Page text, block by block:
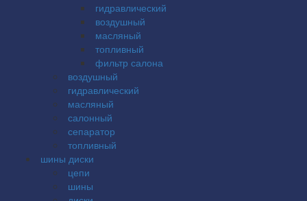
гидравлический
воздушный
масляный
топливный
фильтр салона
воздушный
гидравлический
масляный
салонный
сепаратор
топливный
шины диски
цепи
шины